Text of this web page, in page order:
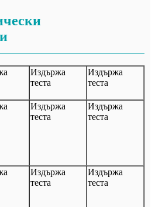
Издържа
теста
Издържа
теста
Издържа
теста
Издържа
теста
Издържа
теста
Издържа
теста